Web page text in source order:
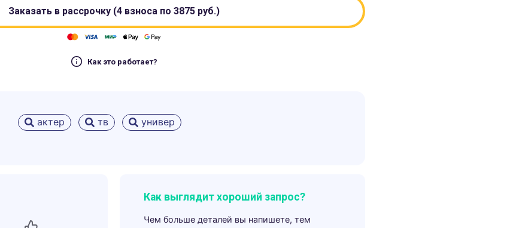
Заказать в рассрочку (4 взноса по 3875руб.)
Как это работает?
актер тв универ
Как выглядит хороший запрос?
Чем больше деталей вы напишете, тем